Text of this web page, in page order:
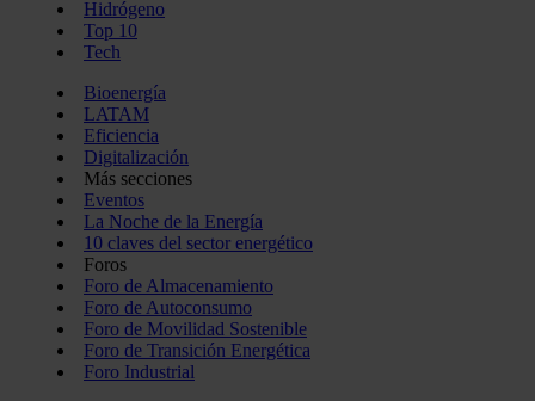
Hidrógeno
Top 10
Tech
Bioenergía
LATAM
Eficiencia
Digitalización
Más secciones
Eventos
La Noche de la Energía
10 claves del sector energético
Foros
Foro de Almacenamiento
Foro de Autoconsumo
Foro de Movilidad Sostenible
Foro de Transición Energética
Foro Industrial